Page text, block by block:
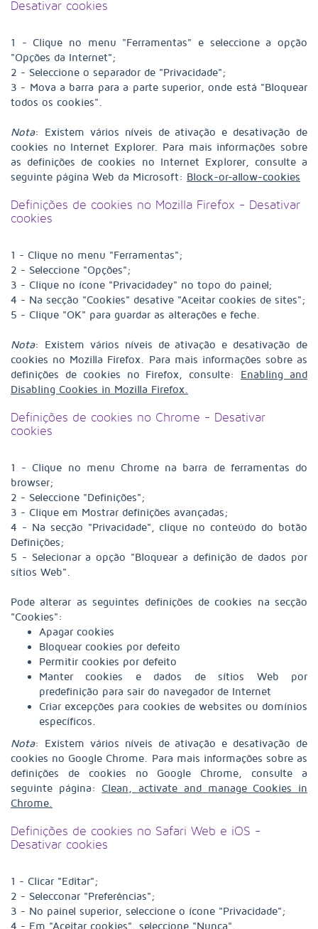
Desativar cookies
1 - Clique no menu "Ferramentas" e seleccione a opção
"Opções da Internet";
2 - Seleccione o separador de "Privacidade";
3 - Mova a barra para a parte superior, onde está "Bloquear
todos os cookies".
Nota: Existem vários níveis de ativação e desativação de
cookies no Internet Explorer. Para mais informações sobre
as definições de cookies no Internet Explorer, consulte a
seguinte página Web da Microsoft: Block-or-allow-cookies
Definições de cookies no Mozilla Firefox - Desativar
cookies
1 - Clique no menu "Ferramentas";
2 - Seleccione "Opções";
3 - Clique no ícone "Privacidadey" no topo do painel;
4 - Na secção "Cookies" desative "Aceitar cookies de sites";
5 - Clique "OK" para guardar as alterações e feche.
Nota: Existem vários níveis de ativação e desativação de
cookies no Mozilla Firefox. Para mais informações sobre as
definições de cookies no Firefox, consulte: Enabling and
Disabling Cookies in Mozilla Firefox.
Definições de cookies no Chrome - Desativar
cookies
1 - Clique no menu Chrome na barra de ferramentas do
browser;
2 - Seleccione "Definições";
3 - Clique em Mostrar definições avançadas;
4 - Na secção "Privacidade", clique no conteúdo do botão
Definições;
5 - Selecionar a opção "Bloquear a definição de dados por
sítios Web".
Pode alterar as seguintes definições de cookies na secção
"Cookies":
Apagar cookies
Bloquear cookies por defeito
Permitir cookies por defeito
Manter cookies e dados de sítios Web por
predefinição para sair do navegador de Internet
Criar excepções para cookies de websites ou domínios
específicos.
Nota: Existem vários níveis de ativação e desativação de
cookies no Google Chrome. Para mais informações sobre as
definições de cookies no Google Chrome, consulte a
seguinte página: Clean, activate and manage Cookies in
Chrome.
Definições de cookies no Safari Web e iOS -
Desativar cookies
1 - Clicar "Editar";
2 - Selecconar "Preferências";
3 - No painel superior, seleccione o ícone "Privacidade";
4 - Em "Aceitar cookies", seleccione "Nunca".